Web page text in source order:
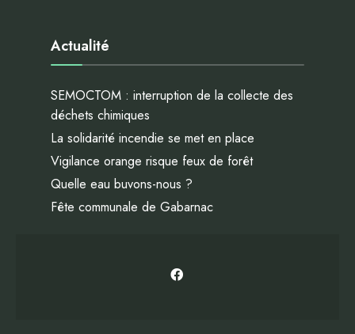
Actualité
SEMOCTOM : interruption de la collecte des
déchets chimiques
La solidarité incendie se met en place
Vigilance orange risque feux de forêt
Quelle eau buvons-nous ?
Fête communale de Gabarnac